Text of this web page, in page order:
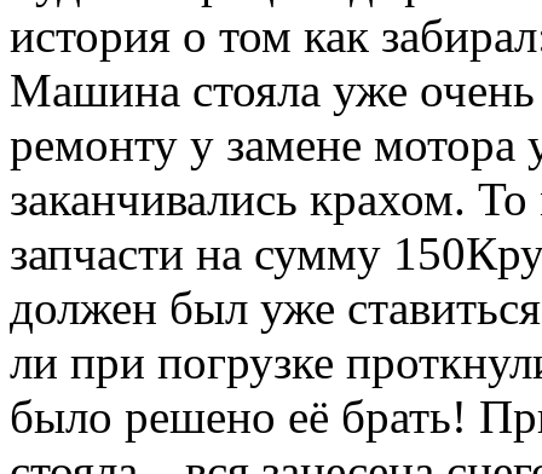
история о том как
Машина стояла уже
ремонту у замене мотора
заканчивались крахом.
запчасти на сумму
должен был уже
ли при погрузке
было решено её брать!